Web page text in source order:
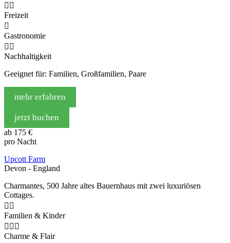
 
Freizeit

Gastronomie
 
Nachhaltigkeit
Geeignet für: Familien, Großfamilien, Paare
mehr erfahren
jetzt buchen
ab 175 €
pro Nacht
Upcott Farm
Devon - England
Charmantes, 500 Jahre altes Bauernhaus mit zwei luxuriösen
Cottages.
 
Familien & Kinder
  
Charme & Flair